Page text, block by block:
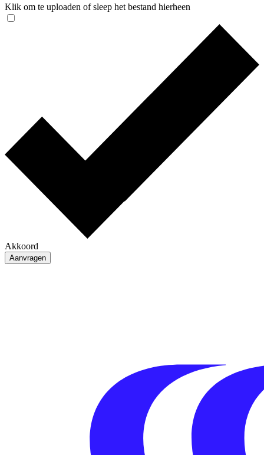
Klik om te uploaden of sleep het bestand hierheen
Akkoord
Aanvragen